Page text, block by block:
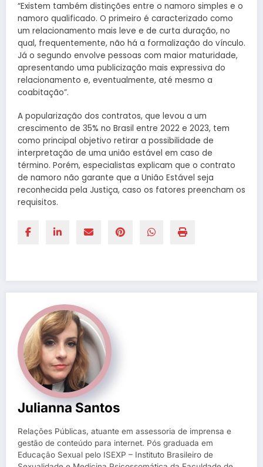
“Existem também distinções entre o namoro simples e o
namoro qualificado. O primeiro é caracterizado como
um relacionamento mais leve e de curta duração, no
qual, frequentemente, não há a formalização do vínculo.
Já o segundo envolve pessoas com maior maturidade,
apresentando uma publicização mais expressiva do
relacionamento e, eventualmente, até mesmo a
coabitação”.
A popularização dos contratos, que levou a um
crescimento de 35% no Brasil entre 2022 e 2023, tem
como principal objetivo retirar a possibilidade de
interpretação de uma união estável em caso de
término. Porém, especialistas explicam que o contrato
de namoro não garante que a União Estável seja
reconhecida pela Justiça, caso os fatores preencham os
requisitos.
Julianna Santos
Relações Públicas, atuante em assessoria de imprensa e
gestão de conteúdo para internet. Pós graduada em
Educação Sexual pelo ISEXP – Instituto Brasileiro de